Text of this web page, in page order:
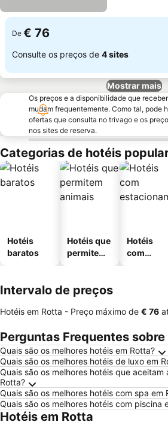
De € 76
Consulte os preços de 4 sites
Mostrar mais
Os preços e a disponibilidade que
mudam frequentemente. Como tal, pode
ofertas que consulta no trivago e os
nos sites de reserva.
Categorias de hotéis
Hotéis
baratos
Hotéis que
permitem
Hotéis
com
Intervalo de preços
Hotéis em Rotta - Preço máximo de ‎€ 76
Perguntas Frequentes sobre
Quais são os melhores hotéis em Rotta?
Quais são os melhores hotéis de luxo em
Quais são os melhores hotéis que aceitam
Rotta?
Quais são os melhores hotéis com spa em
Quais são os melhores hotéis com piscina
Hotéis em Rotta